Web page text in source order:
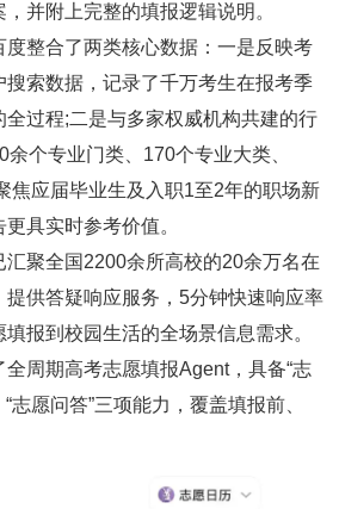
并附上完整的填报逻辑说明。
度整合了两类核心数据：一是反映考
索数据，记录了千万考生在报考季
全过程;二是与多家权威机构共建的行
个专业门类、170个专业大类、
焦应届毕业生及入职1至2年的职场新
具实时参考价值。
汇聚全国2200余所高校的20余万名在
供答疑响应服务，5分钟快速响应率
报到校园生活的全场景信息需求。
周期高考志愿填报Agent，具备“志
志愿问答”三项能力，覆盖填报前、